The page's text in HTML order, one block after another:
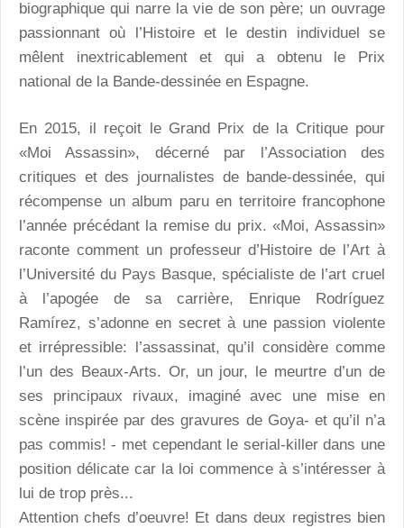
biographique qui narre la vie de son père; un ouvrage
passionnant où l’Histoire et le destin individuel se
mêlent inextricablement et qui a obtenu le Prix
national de la Bande-dessinée en Espagne.
En 2015, il reçoit le Grand Prix de la Critique pour
«Moi Assassin», décerné par l’Association des
critiques et des journalistes de bande-dessinée, qui
récompense un album paru en territoire francophone
l’année précédant la remise du prix. «Moi, Assassin»
raconte comment un professeur d’Histoire de l’Art à
l’Université du Pays Basque, spécialiste de l’art cruel
à l’apogée de sa carrière, Enrique Rodríguez
Ramírez, s’adonne en secret à une passion violente
et irrépressible: l’assassinat, qu’il considère comme
l’un des Beaux-Arts. Or, un jour, le meurtre d’un de
ses principaux rivaux, imaginé avec une mise en
scène inspirée par des gravures de Goya- et qu’il n’a
pas commis! - met cependant le serial-killer dans une
position délicate car la loi commence à s’intéresser à
lui de trop près...
Attention chefs d’oeuvre! Et dans deux registres bien